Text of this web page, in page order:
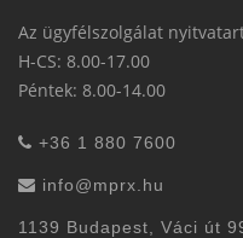
Az ügyfélszolgálat
H-CS: 8.00-17.00
Péntek: 8.00-14.00
+36 1 880 7600
info@mprx.hu
1139 Budapest, Váci út